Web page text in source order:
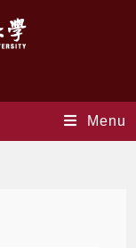
Menu